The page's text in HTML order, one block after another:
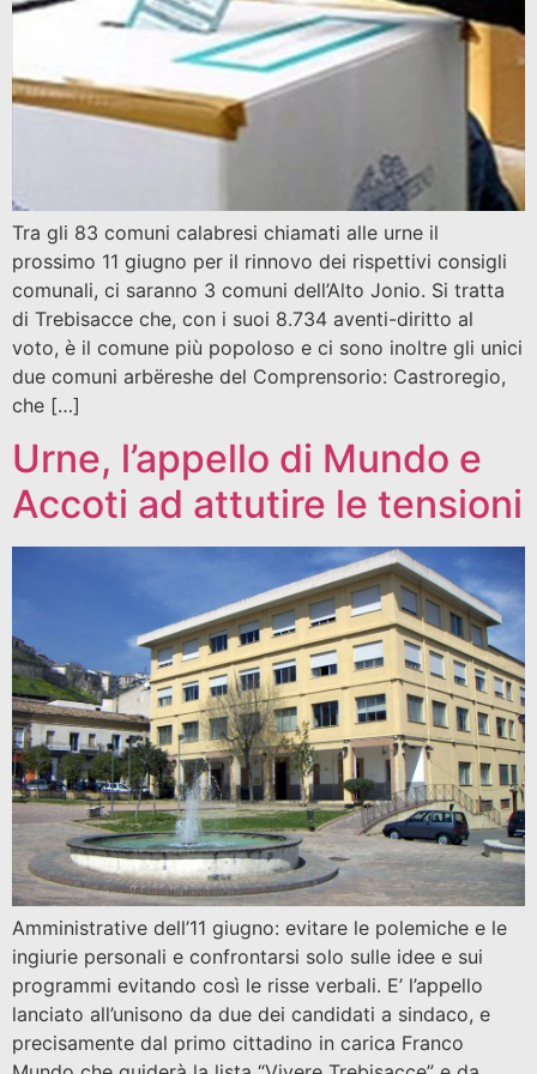
Tra gli 83 comuni calabresi chiamati alle urne il
prossimo 11 giugno per il rinnovo dei rispettivi consigli
comunali, ci saranno 3 comuni dell’Alto Jonio. Si tratta
di Trebisacce che, con i suoi 8.734 aventi-diritto al
voto, è il comune più popoloso e ci sono inoltre gli unici
due comuni arbëreshe del Comprensorio: Castroregio,
che […]
Urne, l’appello di Mundo e
Accoti ad attutire le tensioni
Amministrative dell’11 giugno: evitare le polemiche e le
ingiurie personali e confrontarsi solo sulle idee e sui
programmi evitando così le risse verbali. E’ l’appello
lanciato all’unisono da due dei candidati a sindaco, e
precisamente dal primo cittadino in carica Franco